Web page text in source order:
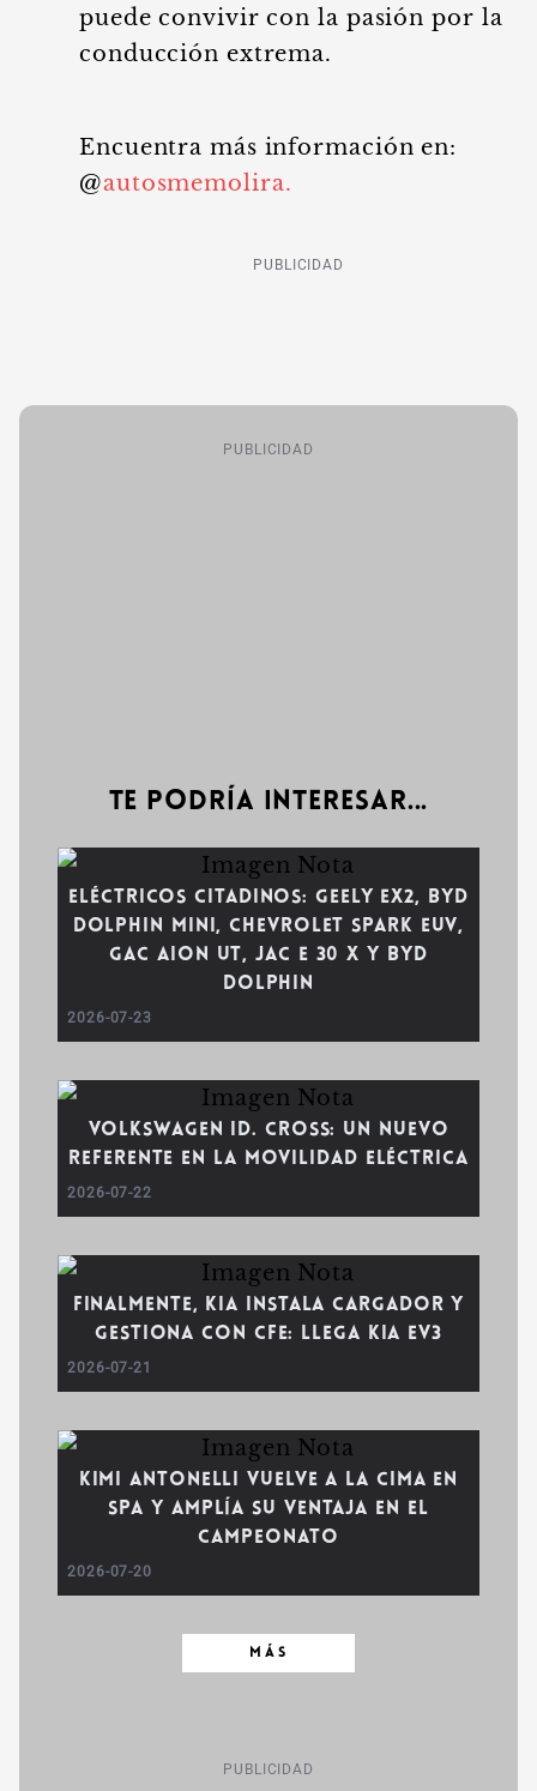
puede convivir con la pasión por la
conducción extrema.
Encuentra más información en:
@autosmemolira.
PUBLICIDAD
PUBLICIDAD
Te podría interesar...
Eléctricos citadinos: Geely EX2, BYD
Dolphin Mini, Chevrolet Spark EUV,
GAC AION UT, JAC E 30 X y BYD
Dolphin
2026-07-23
Volkswagen ID. Cross: un nuevo
referente en la movilidad eléctrica
2026-07-22
Finalmente, Kia instala cargador y
gestiona con CFE: llega Kia EV3
2026-07-21
Kimi Antonelli vuelve a la cima en
Spa y amplía su ventaja en el
campeonato
2026-07-20
MÁS
PUBLICIDAD